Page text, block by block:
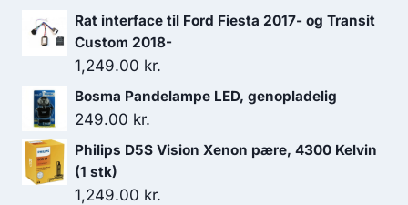
oprindelige
pris
3,499.00 kr..
aktuelle
2,449.30 kr..
Rat interface til Ford Fiesta 2017- og Transit
Custom 2018-
1,249.00 kr.
Bosma Pandelampe LED, genopladelig
249.00 kr.
Philips D5S Vision Xenon pære, 4300 Kelvin
(1 stk)
1,249.00 kr.